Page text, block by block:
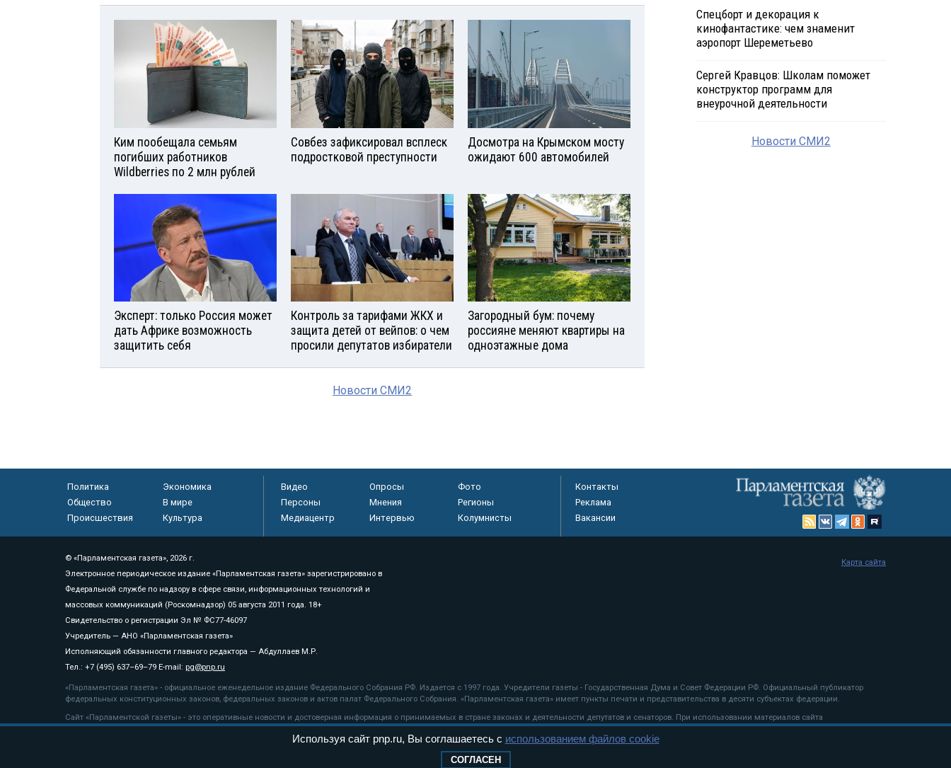
Ким пообещала семьям
погибших работников
Wildberries по 2 млн рублей
Совбез зафиксировал всплеск
подростковой преступности
Досмотра на Крымском мосту
ожидают 600 автомобилей
Эксперт: только Россия может
дать Африке возможность
защитить себя
Контроль за тарифами ЖКХ и
защита детей от вейпов: о чем
просили депутатов избиратели
Загородный бум: почему
россияне меняют квартиры на
одноэтажные дома
Новости СМИ2
Спецборт и декорация к
кинофантастике: чем знаменит
аэропорт Шереметьево
Сергей Кравцов: Школам поможет
конструктор программ для
внеурочной деятельности
Новости СМИ2
Политика
Экономика
Общество
В мире
Происшествия
Культура
Видео Опросы
Фото
Персоны
Мнения
Регионы
Медиацентр
Интервью Колумнисты
Контакты
Реклама
Вакансии
© «Парламентская газета», 2026 г.
Электронное периодическое издание «Парламентская газета» зарегистрировано в
Федеральной службе по надзору в сфере связи, информационных технологий и
массовых коммуникаций (Роскомнадзор) 05 августа 2011 года. 18+
Свидетельство о регистрации Эл № ФС77-46097
Учредитель — АНО «Парламентская газета»
Исполняющий обязанности главного редактора — Абдуллаев М.Р.
Тел.: +7 (495) 637–69–79 E-mail: pg@pnp.ru
«Парламентская газета» - официальное еженедельное издание Федерального Собрания РФ. Издается с 1997 года. Учредители газеты - Государственная Дума и Совет Федерации РФ. Официальный публикатор
федеральных конституционных законов, федеральных законов и актов палат Федерального Собрания. «Парламентская газета» имеет пункты печати и представительства в десяти субъектах федерации.
Сайт «Парламентской газеты» - это оперативные новости и достоверная информация о принимаемых в стране законах и деятельности депутатов и сенаторов. При использовании материалов сайта
«Парламентской газеты» активная ссылка на pnp.ru обязательна.
рекомендательные технологии
Карта сайта
Используя сайт pnp.ru, Вы соглашаетесь с использованием файлов cookie
СОГЛАСЕН